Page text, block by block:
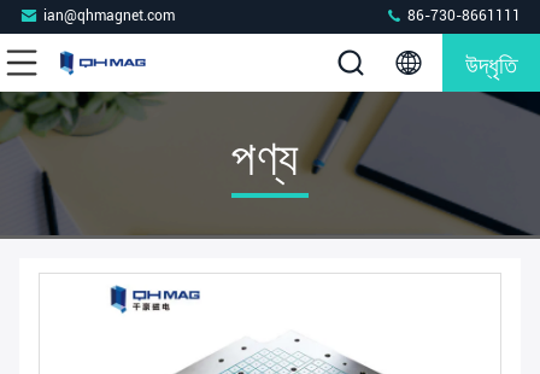
ian@qhmagnet.com 86-730-8661111
উদ্ধৃতি
পণ্য